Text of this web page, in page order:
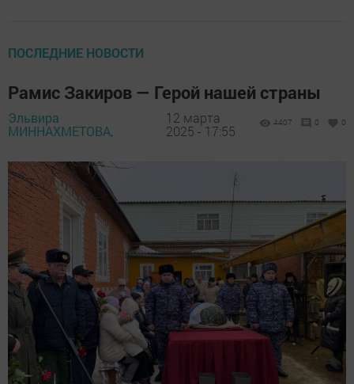
ПОСЛЕДНИЕ НОВОСТИ
Рамис Закиров — Герой нашей страны
Эльвира
МИННАХМЕТОВА,
12 марта
2025 - 17:55
4407 0 0